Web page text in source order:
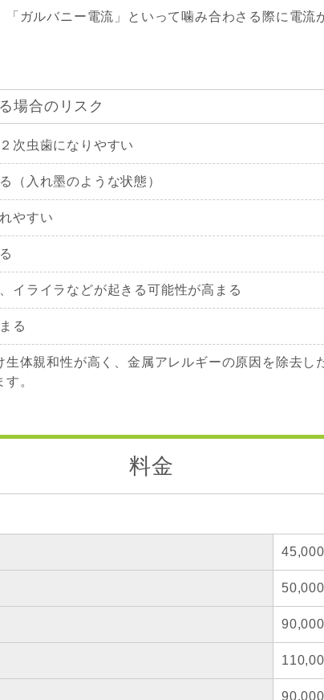
「ガルバニー電流」といって噛み合わさる際に電流
場合のリスク
次虫歯になりやすい
（入れ墨のような状態）
やすい
イライラなどが起きる可能性が高まる
る
体親和性が高く、金属アレルギーの原因を除去し
。
料金